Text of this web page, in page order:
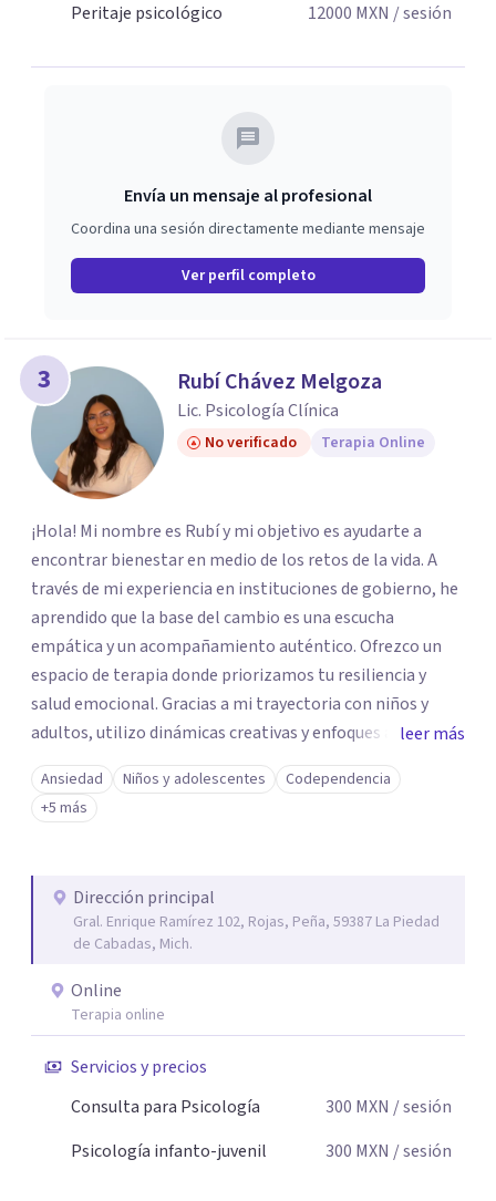
Peritaje psicológico
12000 MXN / sesión
Envía un mensaje al profesional
Coordina una sesión directamente mediante mensaje
Ver perfil completo
3 Rubí Chávez Melgoza
Lic. Psicología Clínica
No verificado Terapia Online
¡Hola! Mi nombre es Rubí y mi objetivo es ayudarte a
encontrar bienestar en medio de los retos de la vida. A
través de mi experiencia en instituciones de gobierno, he
aprendido que la base del cambio es una escucha
empática y un acompañamiento auténtico. ​Ofrezco un
espacio de terapia donde priorizamos tu resiliencia y
salud emocional. Gracias a mi trayectoria con niños y
adultos, utilizo dinámicas creativas y enfoques adaptados
a tus necesidades específicas. Estoy aquí para escucharte
y brindarte las herramientas necesarias para fortalecer
tu paz mental.
leer más
Ansiedad Niños y adolescentes
Codependencia
+5 más
Dirección principal
Gral. Enrique Ramírez 102, Rojas, Peña, 59387 La Piedad
de Cabadas, Mich.
Online
Terapia online
Servicios y precios
Consulta para Psicología
300 MXN / sesión
Psicología infanto-juvenil
300 MXN / sesión